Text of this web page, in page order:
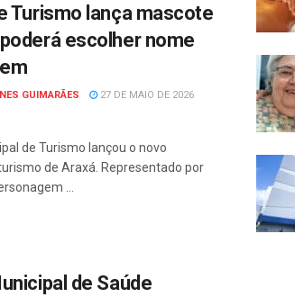
Turismo lança mascote
escolher nome
GUIMARÃES
27 DE MAIO DE 2026
de Turismo lançou o novo
de Araxá. Representado por
...
de Saúde